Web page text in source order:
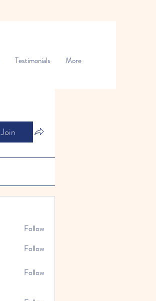
Testimonials More
Join
Follow
Follow
Follow